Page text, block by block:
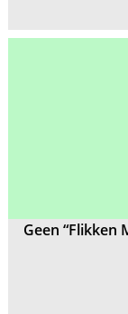
Geen “Flikken